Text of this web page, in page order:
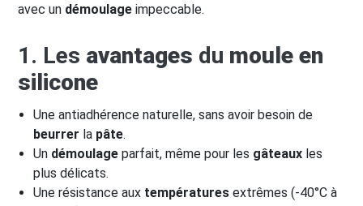
avec un démoulage impeccable.
1. Les avantages du moule en
silicone
Une antiadhérence naturelle, sans avoir besoin de
beurrer la pâte.
Un démoulage parfait, même pour les gâteaux les
plus délicats.
Une résistance aux températures extrêmes (-40°C à